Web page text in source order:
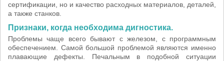
сертификации, но и качество расходных материалов, деталей,
а также станков.
Признаки, когда необходима дигностика.
Проблемы чаще всего бывают с железом, с программным
обеспечением. Самой большой проблемой являются именно
плавающие дефекты. Печальным в подобной ситуации